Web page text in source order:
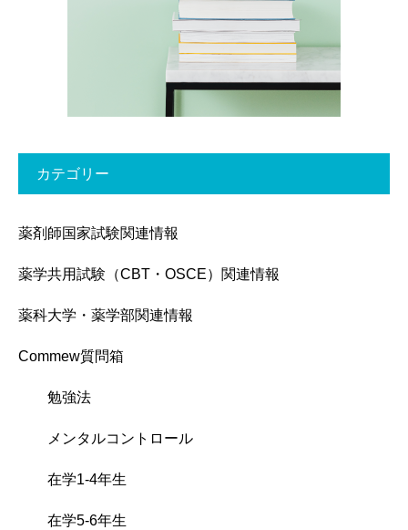
カテゴリー
薬剤師国家試験関連情報
薬学共用試験（CBT・OSCE）関連情報
薬科大学・薬学部関連情報
Commew質問箱
勉強法
メンタルコントロール
在学1-4年生
在学5-6年生